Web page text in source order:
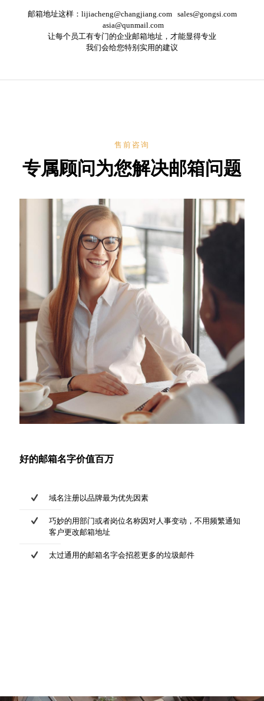
邮箱地址这样：lijiacheng@changjiang.com sales@gongsi.com
asia@qunmail.com
让每个员工有专门的企业邮箱地址，才能显得专业
我们会给您特别实用的建议
售前咨询
专属顾问为您解决邮箱问题
好的邮箱名字价值百万
域名注册以品牌最为优先因素
巧妙的用部门或者岗位名称因对人事变动，不用频繁通知
客户更改邮箱地址
太过通用的邮箱名字会招惹更多的垃圾邮件